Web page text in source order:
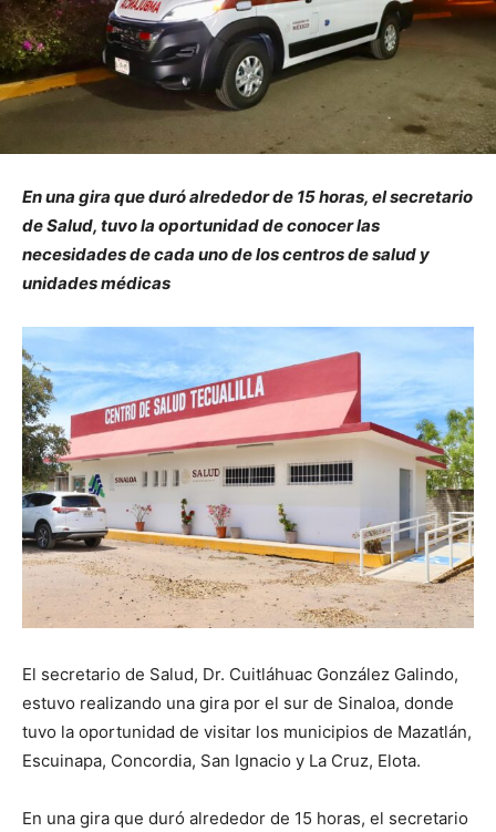
En una gira que duró alrededor de 15 horas, el secretario
de Salud, tuvo la oportunidad de conocer las
necesidades de cada uno de los centros de salud y
unidades médicas
El secretario de Salud, Dr. Cuitláhuac González Galindo,
estuvo realizando una gira por el sur de Sinaloa, donde
tuvo la oportunidad de visitar los municipios de Mazatlán,
Escuinapa, Concordia, San Ignacio y La Cruz, Elota.
En una gira que duró alrededor de 15 horas, el secretario